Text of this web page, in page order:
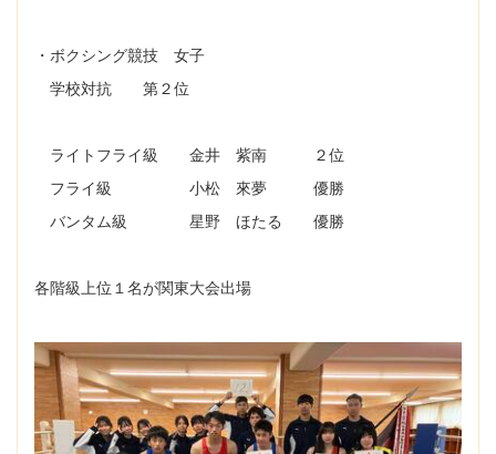
・ボクシング競技 女子
学校対抗 第２位
ライトフライ級 金井 紫南 ２位
フライ級 小松 來夢 優勝
バンタム級 星野 ほたる 優勝
各階級上位１名が関東大会出場